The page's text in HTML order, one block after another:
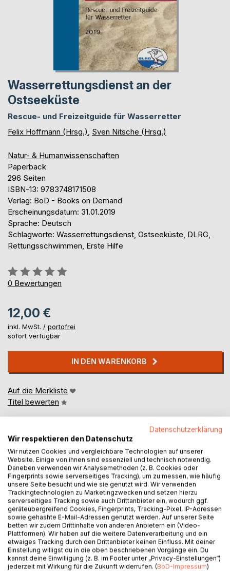
Wasserrettungsdienst an der
Ostseeküste
Rescue- und Freizeitguide für Wasserretter
Felix Hoffmann (Hrsg.), Sven Nitsche (Hrsg.)
Natur- & Humanwissenschaften
Paperback
296 Seiten
ISBN-13: 9783748171508
Verlag: BoD - Books on Demand
Erscheinungsdatum: 31.01.2019
Sprache: Deutsch
Schlagworte: Wasserrettungsdienst, Ostseeküste, DLRG,
Rettungsschwimmen, Erste Hilfe
Bewertung::
0%
0 Bewertungen
12,00 €
inkl. MwSt. / portofrei
sofort verfügbar
IN DEN WARENKORB
Auf die Merkliste
Titel bewerten
BESCHREIBUNG
Dieses Buch ist ein unverzichtbarer Begleiter für den
Wasserrettungsdienst an der Ostseeküste und gehört in
das Gepäck eines jeden Rettungsschwimmers. Neben
einem großen Anteil an Fachwissen für den
Wasserrettungsdienst sind darin auch viele Freizeittipps für
die Zeit nach Wachschluss enthalten.
Datenschutzerklärung
Wir respektieren den Datenschutz
Wir nutzen Cookies und vergleichbare Technologien auf unserer
Website. Einige von ihnen sind essenziell und technisch notwendig.
Daneben verwenden wir Analysemethoden (z. B. Cookies oder
Fingerprints sowie serverseitiges Tracking), um zu messen, wie häufig
unsere Seite besucht und wie sie genutzt wird. Wir verwenden
Trackingtechnologien zu Marketingzwecken und setzen hierzu
serverseitiges Tracking sowie auch Drittanbieter ein, wodurch ggf.
geräteübergreifend Cookies, Fingerprints, Tracking-Pixel, IP-Adressen
sowie gehashte E-Mail-Adressen genutzt werden. Auf unserer Seite
betten wir zudem Drittinhalte von anderen Anbietern ein (Video-
Plattformen). Wir haben auf die weitere Datenverarbeitung und ein
etwaiges Tracking durch den Drittanbieter keinen Einfluss. Mit deiner
Einstellung willigst du in die oben beschriebenen Vorgänge ein. Du
kannst deine Einwilligung (z. B. im Footer unter „Privacy-Einstellungen“)
jederzeit mit Wirkung für die Zukunft widerrufen. (BoD-Impressum)